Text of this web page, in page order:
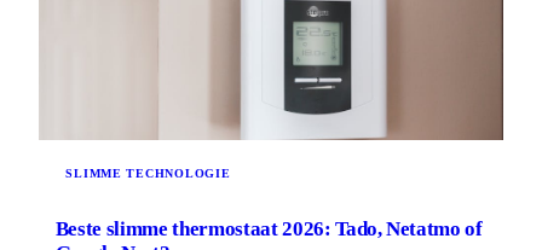
SLIMME TECHNOLOGIE
Beste slimme thermostaat 2026: Tado, Netatmo of